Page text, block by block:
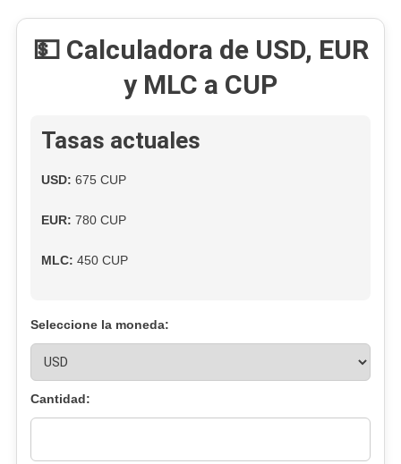
Y
MLC
Sorprenden
Y
Precio
💵 Calculadora de USD, EUR
y MLC a CUP
Tasas actuales
USD: 675 CUP
EUR: 780 CUP
MLC: 450 CUP
Seleccione la moneda:
Cantidad: